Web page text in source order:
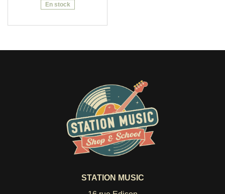
En stock
STATION MUSIC